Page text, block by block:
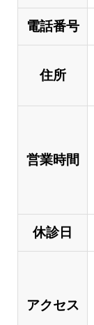
電話番号
住所
営業時間
休診日
アクセス